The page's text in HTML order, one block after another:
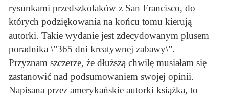
rysunkami przedszkolaków z San Francisco, do
których podziękowania na końcu tomu kierują
autorki. Takie wydanie jest zdecydowanym plusem
poradnika \”365 dni kreatywnej zabawy\”.
Przyznam szczerze, że dłuższą chwilę musiałam się
zastanowić nad podsumowaniem swojej opinii.
Napisana przez amerykańskie autorki książka, to